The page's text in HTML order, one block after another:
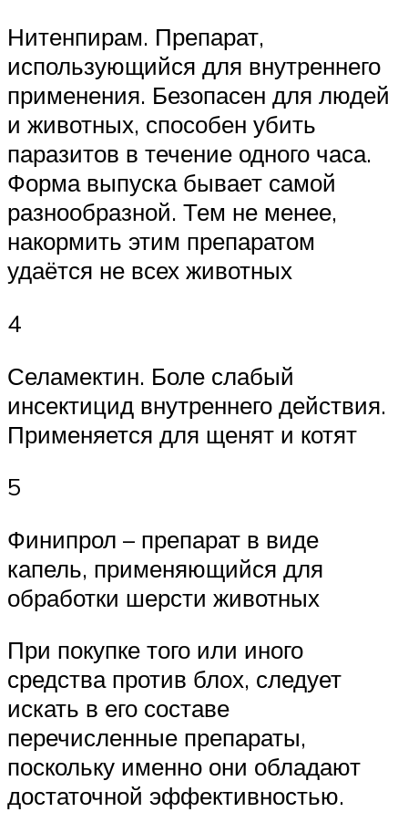
Нитенпирам. Препарат,
использующийся для внутреннего
применения. Безопасен для людей
и животных, способен убить
паразитов в течение одного часа.
Форма выпуска бывает самой
разнообразной. Тем не менее,
накормить этим препаратом
удаётся не всех животных
4
Селамектин. Боле слабый
инсектицид внутреннего действия.
Применяется для щенят и котят
5
Финипрол – препарат в виде
капель, применяющийся для
обработки шерсти животных
При покупке того или иного
средства против блох, следует
искать в его составе
перечисленные препараты,
поскольку именно они обладают
достаточной эффективностью.